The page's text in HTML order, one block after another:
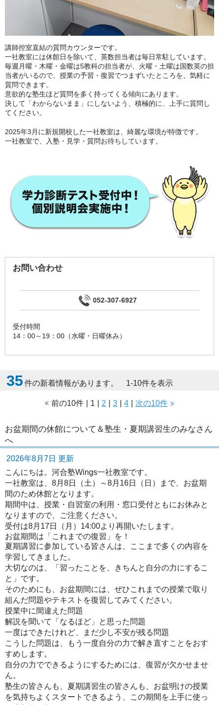
講師控室直結の質問カウンターです。
一社教室には休館日を除いて、英数担当者は毎日常駐しています。
毎週月曜・木曜・金曜は5教科の担当者が、火曜・土曜は国数英の担
当者がいるので、授業の予習・復習でつまずいたところを、気軽に
質問できます。
意欲的な塾生ほど質問を多く持ってくる傾向にあります。
決して「わからないまま」にしないよう、積極的に、上手に質問し
てください。
2025年3月に新規開校した一社教室は、綺麗な環境が特徴です。
一社教室で、入塾・見学・質問お待ちしています。
お問い合わせ
052-307-6927
受付時間
14：00～19：00（水曜・日曜休み）
35件の新着情報があります。 1-10件を表示
前の10件 1 2 3 4 次の10件
お盆期間の休館について＆塾生・夏期講習生のみなさん
へ
2026年8月7日 更新
こんにちは。河合塾Wings一社教室です。
一社教室は、 8月8日（土）～8月16日（日）まで、お盆期
間のため休館となります。
期間中は、授業・自習室の利用・窓口受付ともにお休みと
なりますので、ご注意ください。
受付は8月17日（月）14:00より再開いたします。
お盆期間は「これまでの復習」を！
夏期講習に参加している皆さんは、ここまで多くの内容を
学習してきました。
大切なのは、
「習ったことを、きちんと自分の力にするこ
と」 です。
そのためにも、お盆期間には、ぜひこれまでの授業で取り
組んだ問題やテキストを復習してみてください。
授業中に間違えた問題
解説を聞いて「なるほど」と思った問題
一度はできたけれど、まだ少し不安が残る問題
こうした問題は、もう一度自分の力で解き直すことをおす
すめします。
自分の力でできるようにするためには、復習が欠かせませ
ん。
塾生の皆さんも、夏期講習生の皆さんも、お盆明けの授業
を気持ちよくスタートできるよう、この期間を上手に使っ